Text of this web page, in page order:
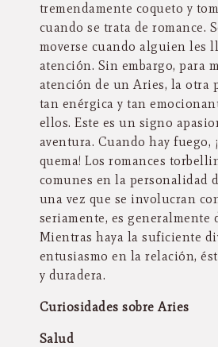
tremendamente coqueto y
cuando se trata de romance.
moverse cuando alguien les
atención. Sin embargo, para
atención de un Aries, la otra
tan enérgica y tan
ellos. Este es un signo
aventura. Cuando hay fuego,
quema! Los romances
comunes en la personalidad
una vez que se involucran
seriamente, es generalmente
Mientras haya la suficiente
entusiasmo en la relación,
y duradera.
Curiosidades sobre Aries
Salud